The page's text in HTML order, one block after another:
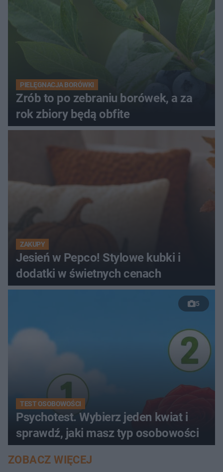
PIELĘGNACJA BORÓWKI
Zrób to po zebraniu borówek, a za
rok zbiory będą obfite
ZAKUPY
Jesień w Pepco! Stylowe kubki i
dodatki w świetnych cenach
5
TEST OSOBOWOŚCI
Psychotest. Wybierz jeden kwiat i
sprawdź, jaki masz typ osobowości
ZOBACZ WIĘCEJ